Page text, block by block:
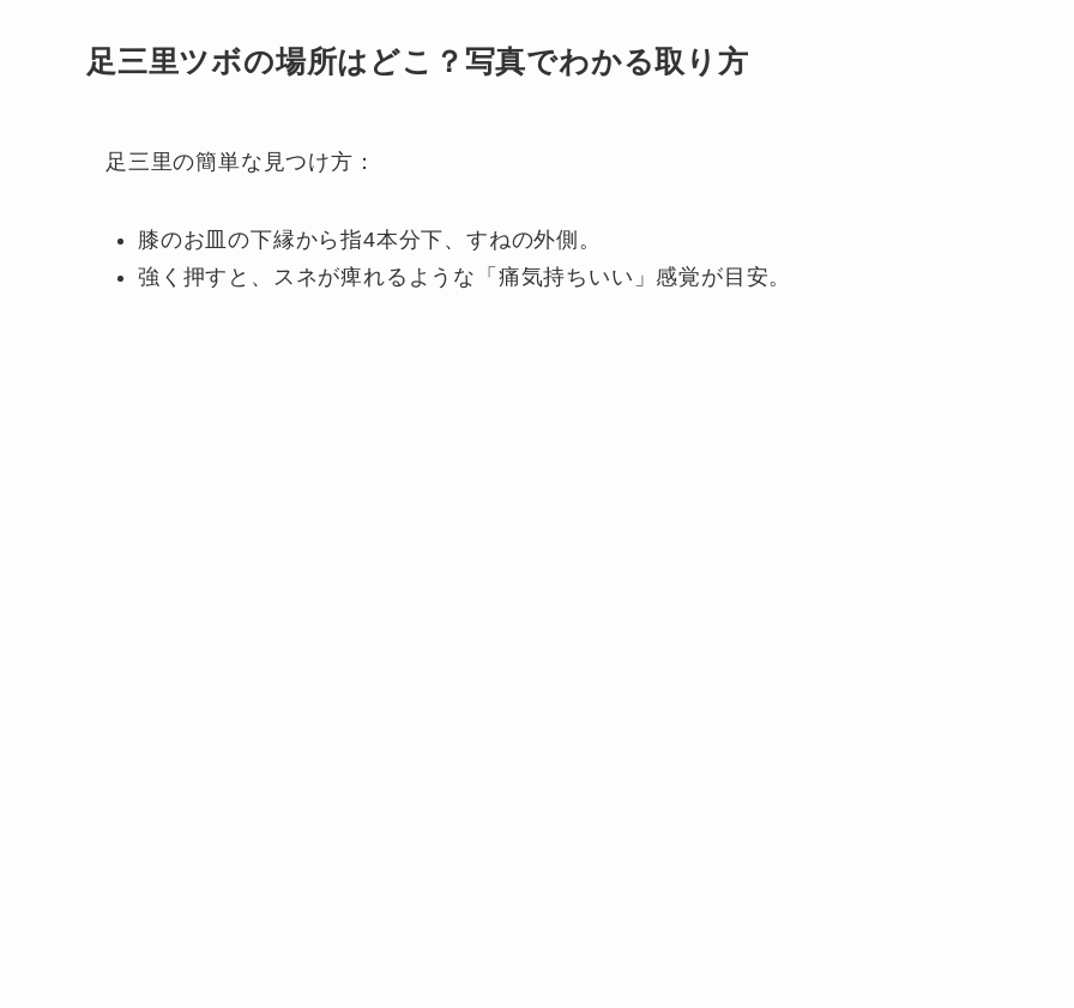
足三里ツボの場所はどこ？写真でわかる取り方
足三里の簡単な見つけ方：
膝のお皿の下縁から指4本分下、すねの外側。
強く押すと、スネが痺れるような「痛気持ちいい」感覚が目安。